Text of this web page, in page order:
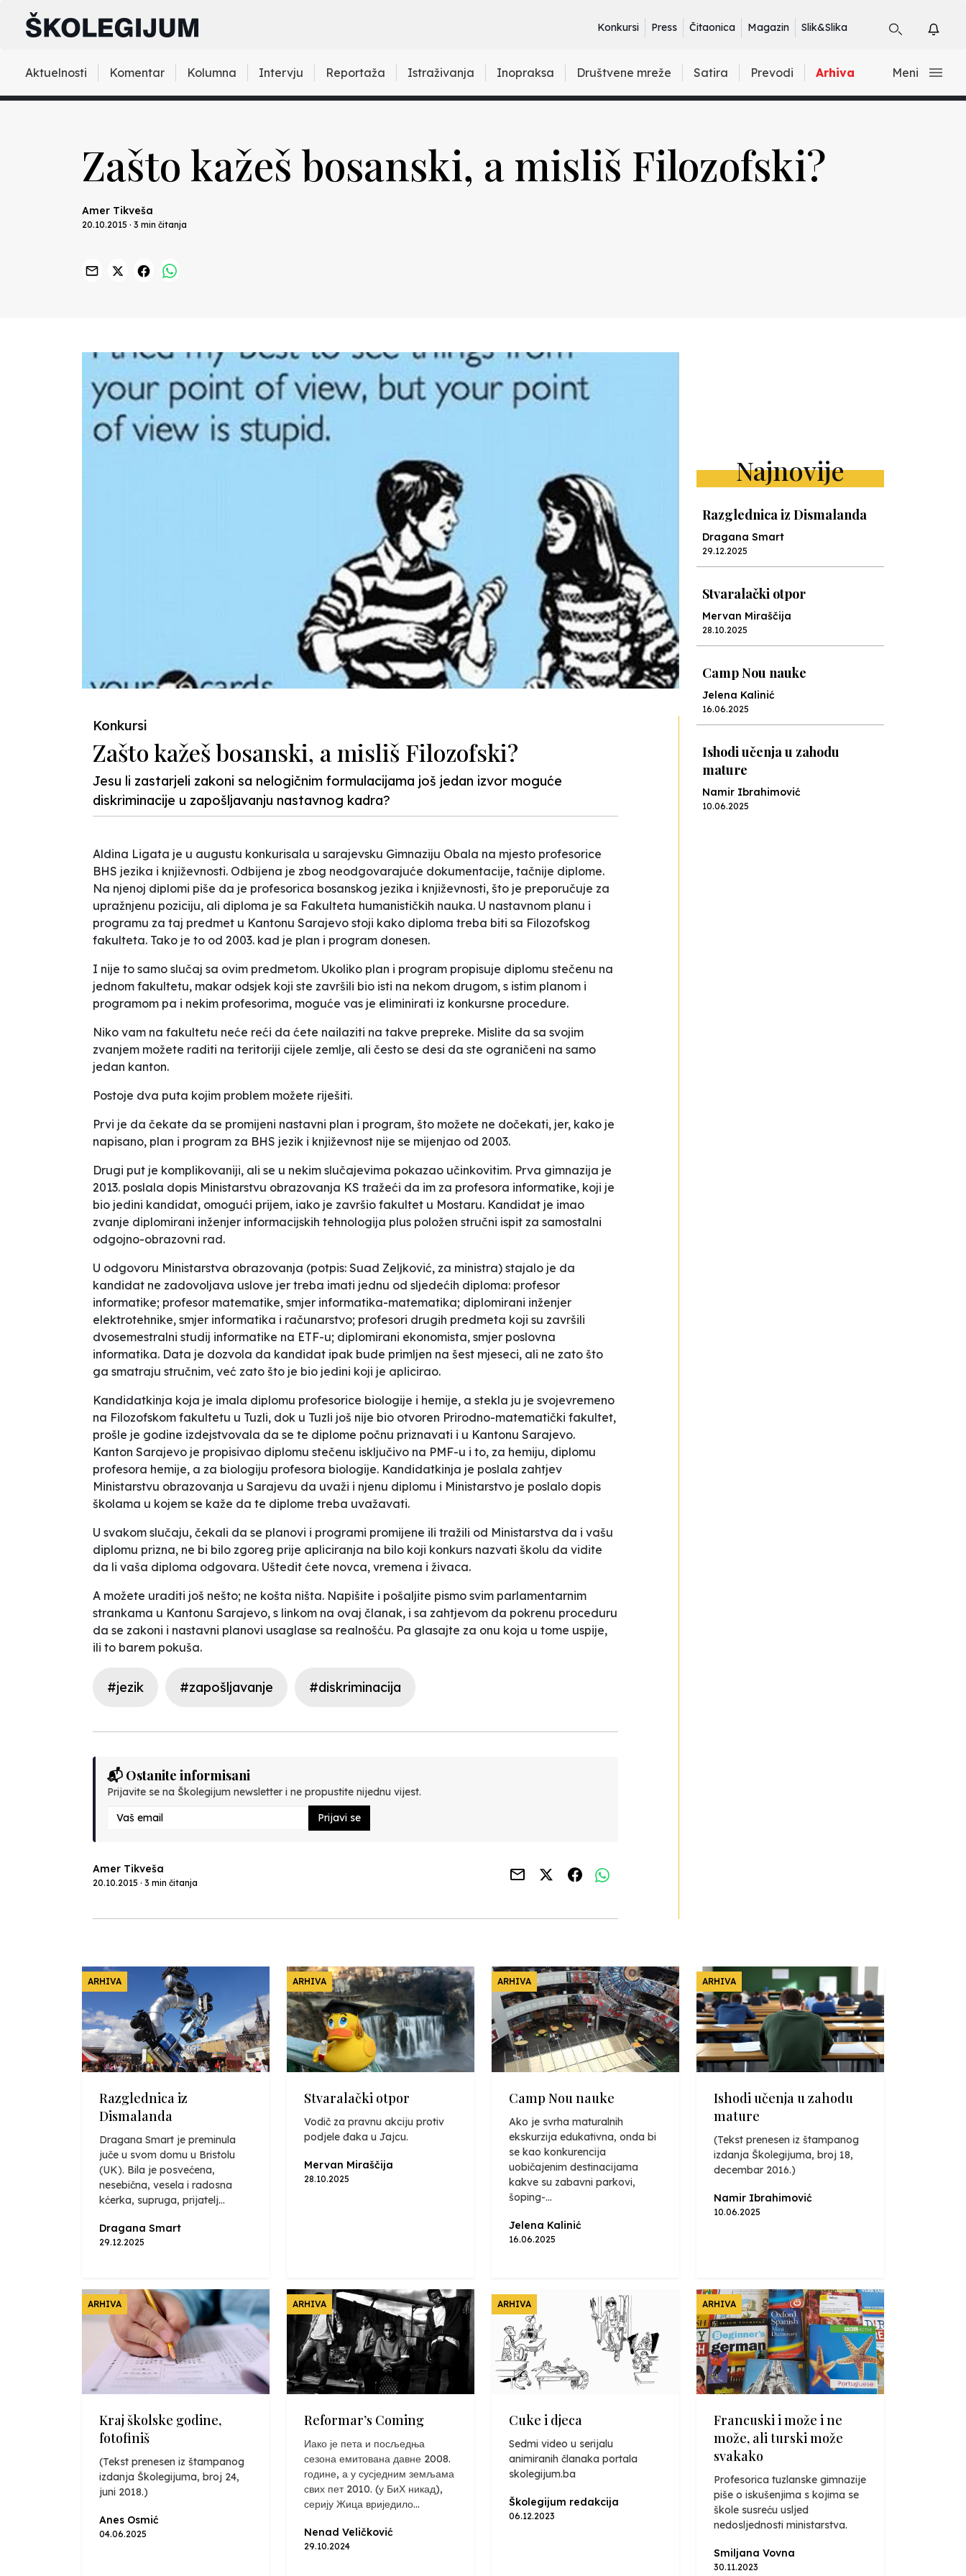
Konkursi Press Čitaonica Magazin Slik&Slika
Aktuelnosti Komentar Kolumna Intervju Reportaža Istraživanja Inopraksa Društvene mreže Satira Prevodi Arhiva Meni
Zašto kažeš bosanski, a misliš Filozofski?
Amer Tikveša
20.10.2015 · 3 min čitanja
Konkursi
Zašto kažeš bosanski, a misliš Filozofski?
Jesu li zastarjeli zakoni sa nelogičnim formulacijama još jedan izvor moguće
diskriminacije u zapošljavanju nastavnog kadra?
Aldina Ligata je u augustu konkurisala u sarajevsku Gimnaziju Obala na mjesto profesorice
BHS jezika i književnosti. Odbijena je zbog neodgovarajuće dokumentacije, tačnije diplome.
Na njenoj diplomi piše da je profesorica bosanskog jezika i književnosti, što je preporučuje za
upražnjenu poziciju, ali diploma je sa Fakulteta humanističkih nauka. U nastavnom planu i
programu za taj predmet u Kantonu Sarajevo stoji kako diploma treba biti sa Filozofskog
fakulteta. Tako je to od 2003. kad je plan i program donesen.
I nije to samo slučaj sa ovim predmetom. Ukoliko plan i program propisuje diplomu stečenu na
jednom fakultetu, makar odsjek koji ste završili bio isti na nekom drugom, s istim planom i
programom pa i nekim profesorima, moguće vas je eliminirati iz konkursne procedure.
Niko vam na fakultetu neće reći da ćete nailaziti na takve prepreke. Mislite da sa svojim
zvanjem možete raditi na teritoriji cijele zemlje, ali često se desi da ste ograničeni na samo
jedan kanton.
Postoje dva puta kojim problem možete riješiti.
Prvi je da čekate da se promijeni nastavni plan i program, što možete ne dočekati, jer, kako je
napisano, plan i program za BHS jezik i književnost nije se mijenjao od 2003.
Drugi put je komplikovaniji, ali se u nekim slučajevima pokazao učinkovitim. Prva gimnazija je
2013. poslala dopis Ministarstvu obrazovanja KS tražeći da im za profesora informatike, koji je
bio jedini kandidat, omogući prijem, iako je završio fakultet u Mostaru. Kandidat je imao
zvanje diplomirani inženjer informacijskih tehnologija plus položen stručni ispit za samostalni
odgojno-obrazovni rad.
U odgovoru Ministarstva obrazovanja (potpis: Suad Zeljković, za ministra) stajalo je da
kandidat ne zadovoljava uslove jer treba imati jednu od sljedećih diploma: profesor
informatike; profesor matematike, smjer informatika-matematika; diplomirani inženjer
elektrotehnike, smjer informatika i računarstvo; profesori drugih predmeta koji su završili
dvosemestralni studij informatike na ETF-u; diplomirani ekonomista, smjer poslovna
informatika. Data je dozvola da kandidat ipak bude primljen na šest mjeseci, ali ne zato što
ga smatraju stručnim, već zato što je bio jedini koji je aplicirao.
Kandidatkinja koja je imala diplomu profesorice biologije i hemije, a stekla ju je svojevremeno
na Filozofskom fakultetu u Tuzli, dok u Tuzli još nije bio otvoren Prirodno-matematički fakultet,
prošle je godine izdejstvovala da se te diplome počnu priznavati i u Kantonu Sarajevo.
Kanton Sarajevo je propisivao diplomu stečenu isključivo na PMF-u i to, za hemiju, diplomu
profesora hemije, a za biologiju profesora biologije. Kandidatkinja je poslala zahtjev
Ministarstvu obrazovanja u Sarajevu da uvaži i njenu diplomu i Ministarstvo je poslalo dopis
školama u kojem se kaže da te diplome treba uvažavati.
U svakom slučaju, čekali da se planovi i programi promijene ili tražili od Ministarstva da i vašu
diplomu prizna, ne bi bilo zgoreg prije apliciranja na bilo koji konkurs nazvati školu da vidite
da li vaša diploma odgovara. Uštedit ćete novca, vremena i živaca.
A možete uraditi još nešto; ne košta ništa. Napišite i pošaljite pismo svim parlamentarnim
strankama u Kantonu Sarajevo, s linkom na ovaj članak, i sa zahtjevom da pokrenu proceduru
da se zakoni i nastavni planovi usaglase sa realnošću. Pa glasajte za onu koja u tome uspije,
ili to barem pokuša.
#jezik #zapošljavanje #diskriminacija
📬 Ostanite informisani
Prijavite se na Školegijum newsletter i ne propustite nijednu vijest.
Prijavi se
Amer Tikveša
20.10.2015 · 3 min čitanja
Najnovije
Razglednica iz Dismalanda
Dragana Smart
29.12.2025
Stvaralački otpor
Mervan Miraščija
28.10.2025
Camp Nou nauke
Jelena Kalinić
16.06.2025
Ishodi učenja u zahodu
mature
Namir Ibrahimović
10.06.2025
ARHIVA
Razglednica iz
Dismalanda
Dragana Smart je preminula
juče u svom domu u Bristolu
(UK). Bila je posvećena,
nesebična, vesela i radosna
kćerka, supruga, prijatelj...
Dragana Smart
29.12.2025
ARHIVA
Stvaralački otpor
Vodič za pravnu akciju protiv
podjele đaka u Jajcu.
Mervan Miraščija
28.10.2025
ARHIVA
Camp Nou nauke
Ako je svrha maturalnih
ekskurzija edukativna, onda bi
se kao konkurencija
uobičajenim destinacijama
kakve su zabavni parkovi,
šoping-...
Jelena Kalinić
16.06.2025
ARHIVA
Ishodi učenja u zahodu
mature
(Tekst prenesen iz štampanog
izdanja Školegijuma, broj 18,
decembar 2016.)
Namir Ibrahimović
10.06.2025
ARHIVA
Kraj školske godine,
fotofiniš
(Tekst prenesen iz štampanog
izdanja Školegijuma, broj 24,
juni 2018.)
Anes Osmić
04.06.2025
ARHIVA
Reformar’s Coming
Иако је пета и посљедња
сезона емитована давне 2008.
године, а у сусједним земљама
свих пет 2010. (у БиХ никад),
серију Жица вриједило...
Nenad Veličković
29.10.2024
ARHIVA
Cuke i djeca
Sedmi video u serijalu
animiranih članaka portala
skolegijum.ba
Školegijum redakcija
06.12.2023
ARHIVA
Francuski i može i ne
može, ali turski može
svakako
Profesorica tuzlanske gimnazije
piše o iskušenjima s kojima se
škole susreću usljed
nedosljednosti ministarstva.
Smiljana Vovna
30.11.2023